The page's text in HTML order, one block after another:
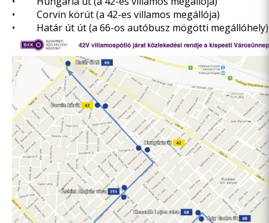
• Corvin körút (a 42-es villamos megállója)
• Határ út út (a 66-os autóbusz mögötti megállóhely)